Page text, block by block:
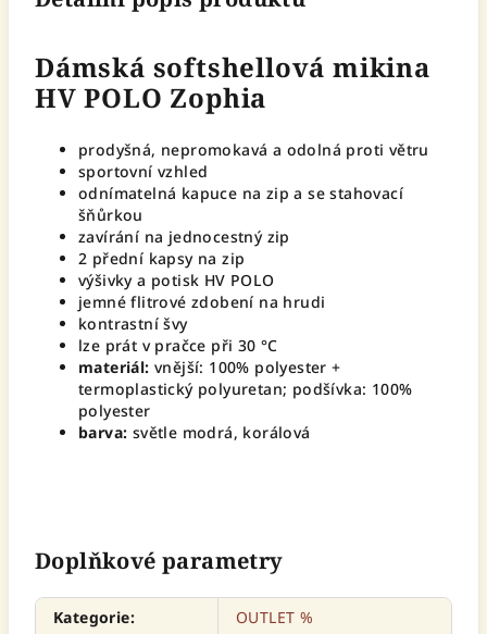
Dámská softshellová mikina
HV POLO Zophia
prodyšná, nepromokavá a odolná proti větru
sportovní vzhled
odnímatelná kapuce na zip a se stahovací
šňůrkou
zavírání na jednocestný zip
2 přední kapsy na zip
výšivky a potisk HV POLO
jemné flitrové zdobení na hrudi
kontrastní švy
lze prát v pračce při 30 °C
materiál: vnější: 100% polyester +
termoplastický polyuretan; podšívka: 100%
polyester
barva: světle modrá, korálová
Doplňkové parametry
Kategorie:
OUTLET %